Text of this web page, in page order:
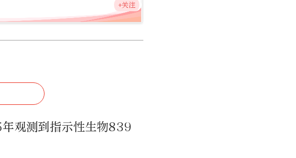
+关注
观测到指示性生物839